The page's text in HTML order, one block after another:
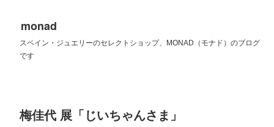
monad
スペイン・ジュエリーのセレクトショップ、MONAD（モナド）のブログ
です
梅佳代 展「じいちゃんさま」